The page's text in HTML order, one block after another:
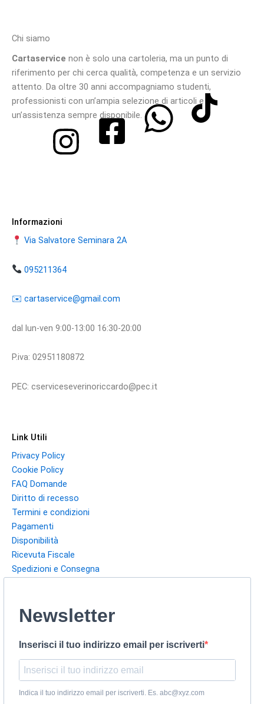
Chi siamo
Cartaservice non è solo una cartoleria, ma un punto di
riferimento per chi cerca qualità, competenza e un servizio
attento. Da oltre 30 anni accompagniamo studenti,
professionisti con un’ampia selezione di articoli e
un’assistenza sempre disponibile.
Informazioni
Via Salvatore Seminara 2A
095211364
​​✉️ ​cartaservice@gmail.com
dal lun-ven 9:00-13:00 16:30-20:00
P.iva: 02951180872
PEC: cserviceseverinoriccardo@pec.it
Link Utili
Privacy Policy
Cookie Policy
FAQ Domande
Diritto di recesso
Termini e condizioni
Pagamenti
Disponibilità
Ricevuta Fiscale
Spedizioni e Consegna
Newsletter
Inserisci il tuo indirizzo email per iscriverti
Indica il tuo indirizzo email per iscriverti. Es. abc@xyz.com